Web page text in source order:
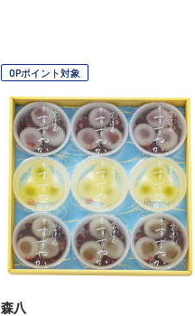
OPポイント対象
森八